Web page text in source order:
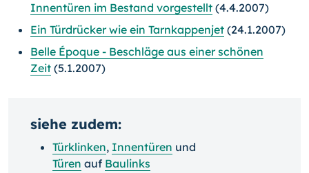
Innentüren im Bestand vorgestellt (4.4.2007)
Ein Türdrücker wie ein Tarnkappenjet (24.1.2007)
Belle Époque - Beschläge aus einer schönen
Zeit (5.1.2007)
siehe zudem:
Türklinken, Innentüren und
Türen auf Baulinks